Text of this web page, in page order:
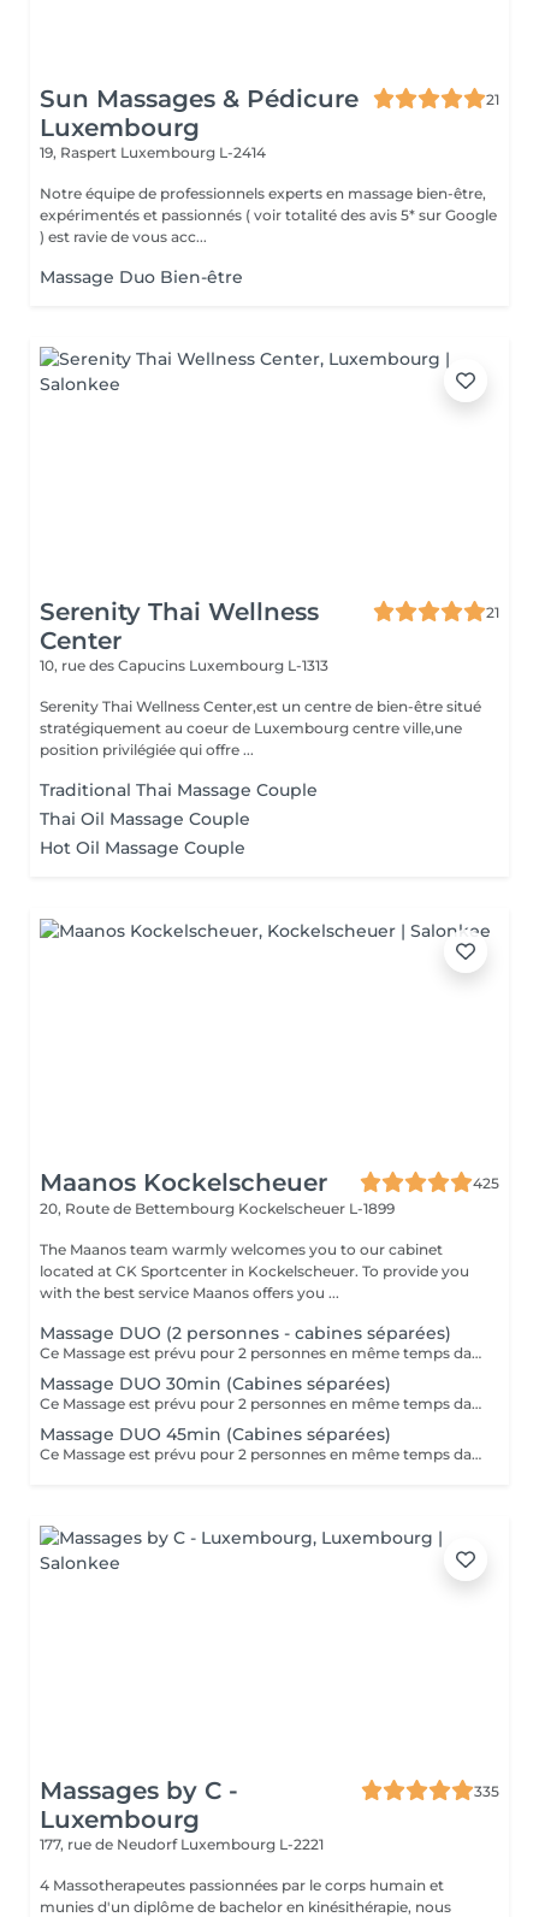
Sun Massages & Pédicure
Luxembourg
21
19, Raspert Luxembourg L-2414
Notre équipe de professionnels experts en massage bien-être,
expérimentés et passionnés ( voir totalité des avis 5* sur Google
) est ravie de vous acc...
Massage Duo Bien-être
Serenity Thai Wellness
Center
21
10, rue des Capucins Luxembourg L-1313
Serenity Thai Wellness Center,est un centre de bien-être situé
stratégiquement au coeur de Luxembourg centre ville,une
position privilégiée qui offre ...
Traditional Thai Massage Couple
Thai Oil Massage Couple
Hot Oil Massage Couple
Maanos Kockelscheuer
425
20, Route de Bettembourg Kockelscheuer L-1899
The Maanos team warmly welcomes you to our cabinet
located at CK Sportcenter in Kockelscheuer. To provide you
with the best service Maanos offers you ...
Massage DUO (2 personnes - cabines séparées)
Ce Massage est prévu pour 2 personnes en même temps dans 2 CABINES SÉPARÉES. Les 2 massages seront Sur Mesure, en fonction des envies et des besoins de chacun. -> Pour une cabine Duo voir Limpertsberg, Soleuvre ou Marnach.
Massage DUO 30min (Cabines séparées)
Ce Massage est prévu pour 2 personnes en même temps dans 2 CABINES SÉPARÉES. Les 2 massages seront Sur Mesure, en fonction des envies et des besoins de chacun. -> Pour une cabine Duo voir Limpertsberg, Soleuvre ou Marnach.
Massage DUO 45min (Cabines séparées)
Ce Massage est prévu pour 2 personnes en même temps dans 2 CABINES SÉPARÉES. Les 2 massages seront Sur Mesure, en fonction des envies et des besoins de chacun. -> Pour une cabine Duo voir Limpertsberg, Soleuvre ou Marnach.
Massages by C -
Luxembourg
335
177, rue de Neudorf Luxembourg L-2221
4 Massotherapeutes passionnées par le corps humain et
munies d'un diplôme de bachelor en kinésithérapie, nous